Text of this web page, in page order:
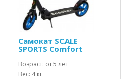
Самокат SCALE
SPORTS Comfort
USA
Возраст: от 5 лет
Вес: 4 кг